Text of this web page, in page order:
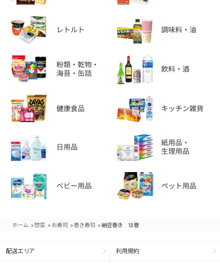
ホーム >惣菜 > お寿司 >巻き寿司 >納豆巻き 12巻
配送エリア 利用規約